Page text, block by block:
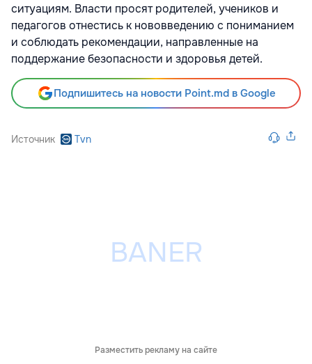
ситуациям. Власти просят родителей, учеников и
педагогов отнестись к нововведению с пониманием
и соблюдать рекомендации, направленные на
поддержание безопасности и здоровья детей.
Подпишитесь на новости Point.md в Google
Источник Tvn
Разместить рекламу на сайте